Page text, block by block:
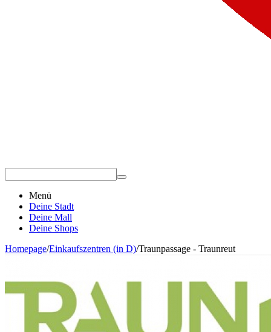
Menü
Deine Stadt
Deine Mall
Deine Shops
Homepage/Einkaufszentren (in D)/Traunpassage - Traunreut